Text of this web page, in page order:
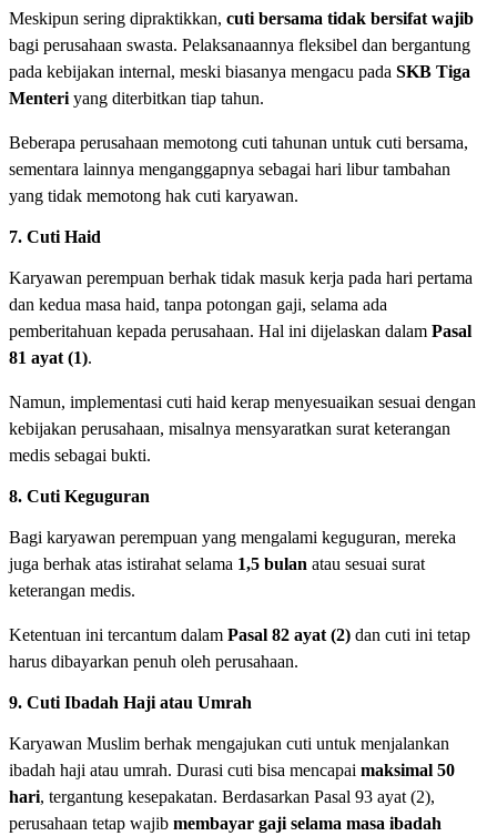
Meskipun sering dipraktikkan, cuti bersama tidak bersifat wajib
bagi perusahaan swasta. Pelaksanaannya fleksibel dan bergantung
pada kebijakan internal, meski biasanya mengacu pada SKB Tiga
Menteri yang diterbitkan tiap tahun.
Beberapa perusahaan memotong cuti tahunan untuk cuti bersama,
sementara lainnya menganggapnya sebagai hari libur tambahan
yang tidak memotong hak cuti karyawan.
7. Cuti Haid
Karyawan perempuan berhak tidak masuk kerja pada hari pertama
dan kedua masa haid, tanpa potongan gaji, selama ada
pemberitahuan kepada perusahaan. Hal ini dijelaskan dalam Pasal
81 ayat (1).
Namun, implementasi cuti haid kerap menyesuaikan sesuai dengan
kebijakan perusahaan, misalnya mensyaratkan surat keterangan
medis sebagai bukti.
8. Cuti Keguguran
Bagi karyawan perempuan yang mengalami keguguran, mereka
juga berhak atas istirahat selama 1,5 bulan atau sesuai surat
keterangan medis.
Ketentuan ini tercantum dalam Pasal 82 ayat (2) dan cuti ini tetap
harus dibayarkan penuh oleh perusahaan.
9. Cuti Ibadah Haji atau Umrah
Karyawan Muslim berhak mengajukan cuti untuk menjalankan
ibadah haji atau umrah. Durasi cuti bisa mencapai maksimal 50
hari, tergantung kesepakatan. Berdasarkan Pasal 93 ayat (2),
perusahaan tetap wajib membayar gaji selama masa ibadah